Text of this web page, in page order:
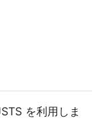
を利用しま